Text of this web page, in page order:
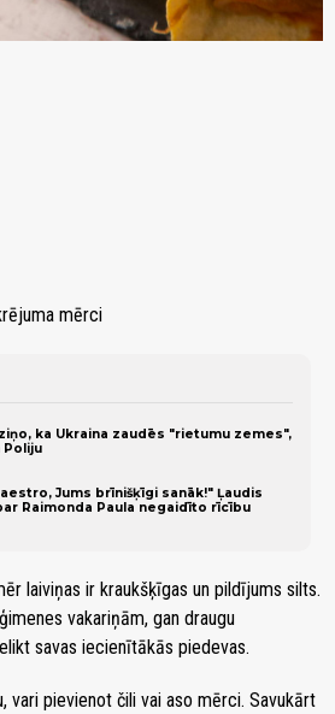
mērci
ka Ukraina zaudēs "rietumu zemes",
Poliju
Jums brīnišķīgi sanāk!" Ļaudis
Raimonda Paula negaidīto rīcību
laiviņas ir kraukšķīgas un pildījums silts.
vakariņām, gan draugu
savas iecienītākās piedevas.
vari pievienot čili vai aso mērci. Savukārt